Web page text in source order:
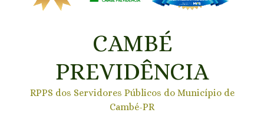
CAMBÉ
PREVIDÊNCIA
RPPS dos Servidores Públicos do Município de
Cambé-PR